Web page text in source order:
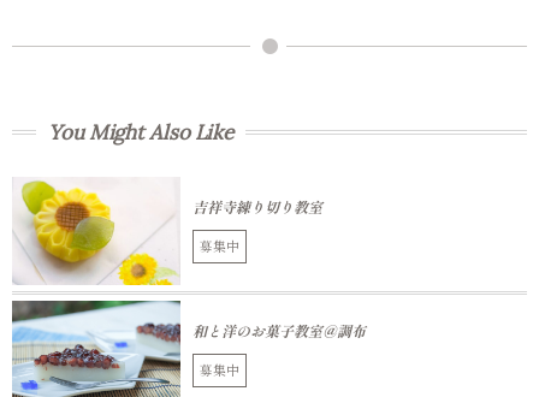
You Might Also Like
吉祥寺練り切り教室
募集中
和と洋のお菓子教室＠調布
募集中